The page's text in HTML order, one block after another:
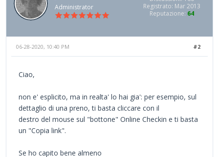
Administrator
Registrato: Mar 2013
Reputazione: 64
#2
06-28-2020, 10:40 PM
Ciao,
non e' esplicito, ma in realta' lo hai gia': per esempio, sul
dettaglio di una preno, ti basta cliccare con il
destro del mouse sul "bottone" Online Checkin e ti basta
un "Copia link".
Se ho capito bene almeno